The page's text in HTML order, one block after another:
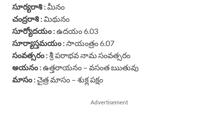
సూర్యరాశి :మీనం
చంద్రరాశి :మిథునం
సూర్యోదయం :ఉదయం 6.03
సూర్యాస్తమయం :సాయంత్రం 6.07
సంవత్సరం :శ్రీ పరాభవ నామ సంవత్సరం
అయనం :ఉత్తరాయనం – వసంత ఋతువు
మాసం :చైత్ర మాసం – శుక్ల పక్షం
Advertisement